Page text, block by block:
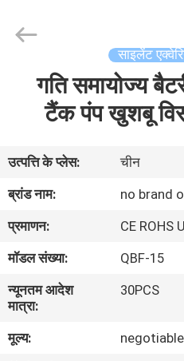
हमारे
बारे
कारखाना
co.,limited.
साइलेंट
गति समायोज्य
टैंक पंप खुशबू
उत्पत्ति के प्लेस:
चीन
ब्रांड नाम:
no brand
प्रमाणन:
CE ROHS
मॉडल संख्या:
QBF-15
न्यूनतम आदेश
मात्रा:
30PCS
मूल्य:
negotiable